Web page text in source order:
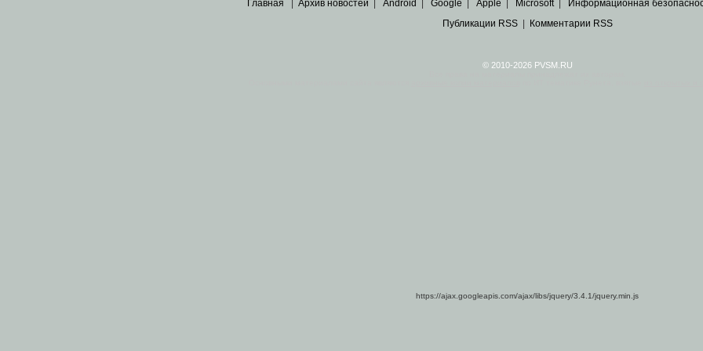
Главная Архив новостей Android Google Apple Microsoft| Информационная
Публикации RSS| Комментарии RSS
© 2010-2026 PVSM.RU
https://ajax.googleapis.com/ajax/libs/jquery/3.4.1/jquery.min.js